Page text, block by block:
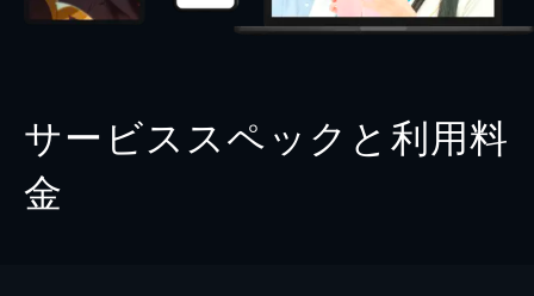
サービススペックと利用料
金